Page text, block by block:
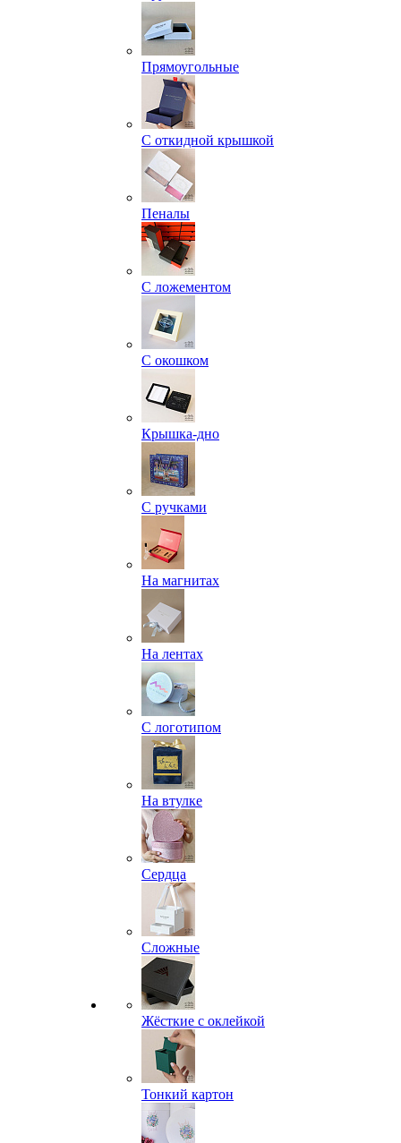
Прямоугольные
С откидной крышкой
Пеналы
С ложементом
С окошком
Крышка-дно
С ручками
На магнитах
На лентах
С логотипом
На втулке
Сердца
Сложные
Жёсткие с оклейкой
Тонкий картон